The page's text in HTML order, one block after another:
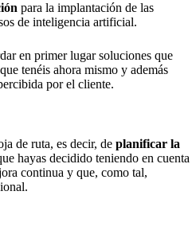
para la implantación de las
de inteligencia artificial.
en primer lugar soluciones que
tenéis ahora mismo y además
por el cliente.
de ruta, es decir, de planificar la
hayas decidido teniendo en cuenta
continua y que, como tal,